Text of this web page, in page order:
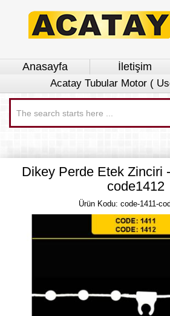
Anasayfa İletişim
Acatay Tubular Motor (
Dikey Perde Etek Zinciri
code1412
Ürün Kodu: code-1411-